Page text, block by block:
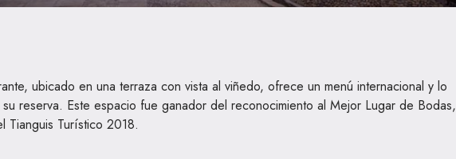
ubicado en una terraza con vista al viñedo, ofrece un menú internacional y lo
reserva. Este espacio fue ganador del reconocimiento al Mejor Lugar de Bodas,
Tianguis Turístico 2018.